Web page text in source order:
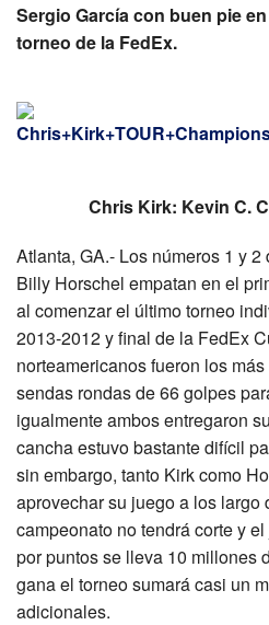
Sergio García con buen pie
torneo de la FedEx.
Chris Kirk: Kevin C.
Atlanta, GA.- Los números 1 y
Billy Horschel empatan en el
al comenzar el último torneo
2013-2012 y final de la FedEx
norteamericanos fueron los
sendas rondas de 66 golpes
igualmente ambos entregaron
cancha estuvo bastante difícil
sin embargo, tanto Kirk como
aprovechar su juego a los largo
campeonato no tendrá corte y
por puntos se lleva 10 millones
gana el torneo sumará casi un
adicionales.